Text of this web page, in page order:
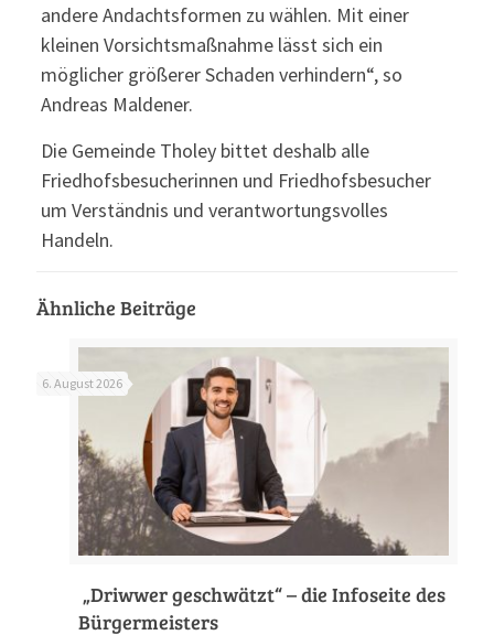
andere Andachtsformen zu wählen. Mit einer
kleinen Vorsichtsmaßnahme lässt sich ein
möglicher größerer Schaden verhindern“, so
Andreas Maldener.
Die Gemeinde Tholey bittet deshalb alle
Friedhofsbesucherinnen und Friedhofsbesucher
um Verständnis und verantwortungsvolles
Handeln.
Ähnliche Beiträge
6. August 2026
„Driwwer geschwätzt“ – die Infoseite des
Bürgermeisters